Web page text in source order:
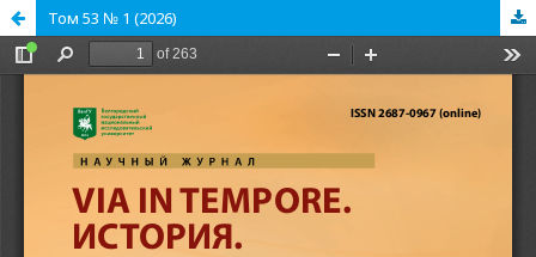
Том 53 № 1 (2026)